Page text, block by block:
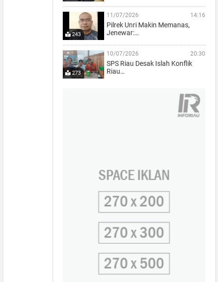
243
11/07/2026 14:16
Pilrek Unri Makin Memanas,
Jenewar:…
273
10/07/2026 20:30
SPS Riau Desak Islah Konflik
Riau…